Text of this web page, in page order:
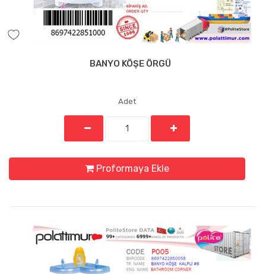
BANYO KÖŞE ÖRGÜ
Adet
Proformaya Ekle